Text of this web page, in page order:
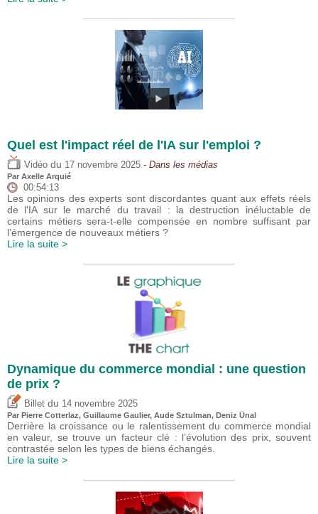
Quel est l'impact réel de l'IA sur l'emploi ?
Vidéo du 17 novembre 2025 - Dans les médias
Par Axelle Arquié
00:54:13
Les opinions des experts sont discordantes quant aux effets réels
de l'IA sur le marché du travail : la destruction inéluctable de
certains métiers sera-t-elle compensée en nombre suffisant par
l’émergence de nouveaux métiers ?
Lire la suite >
Dynamique du commerce mondial : une question
de prix ?
Billet du 14 novembre 2025
Par Pierre Cotterlaz, Guillaume Gaulier, Aude Sztulman, Deniz Ünal
Derrière la croissance ou le ralentissement du commerce mondial
en valeur, se trouve un facteur clé : l’évolution des prix, souvent
contrastée selon les types de biens échangés.
Lire la suite >